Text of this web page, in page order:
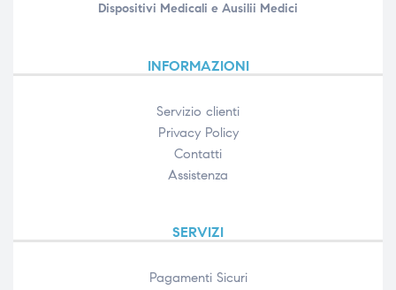
Dispositivi Medicali e Ausilii Medici
INFORMAZIONI
Servizio clienti
Privacy Policy
Contatti
Assistenza
SERVIZI
Pagamenti Sicuri